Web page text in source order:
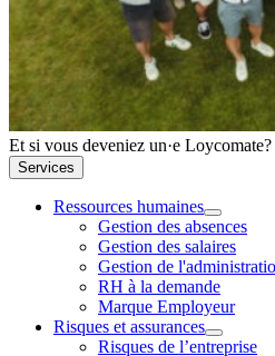
Et si vous deveniez un·e Loycomate?
Services
Ressources humaines
Gestion des absences
Gestion des salaires
Gestion de
RH à la demande
Marque Employeur
Risques et assurances
Risques de l’entreprise